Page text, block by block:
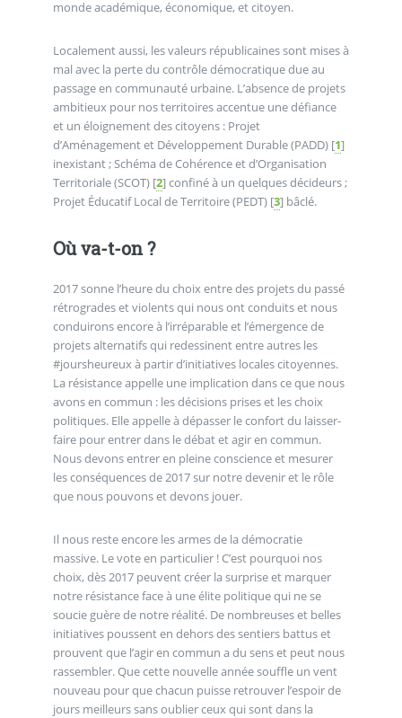
monde académique, économique, et citoyen.
Localement aussi, les valeurs républicaines sont mises à
mal avec la perte du contrôle démocratique due au
passage en communauté urbaine. L’absence de projets
ambitieux pour nos territoires accentue une défiance
et un éloignement des citoyens : Projet
d’Aménagement et Développement Durable (PADD)[1]
inexistant ; Schéma de Cohérence et d’Organisation
Territoriale (SCOT)[2]confiné à un quelques décideurs ;
Projet Éducatif Local de Territoire (PEDT)[3]bâclé.
Où va-t-on ?
2017 sonne l’heure du choix entre des projets du passé
rétrogrades et violents qui nous ont conduits et nous
conduirons encore à l’irréparable et l’émergence de
projets alternatifs qui redessinent entre autres les
#joursheureux à partir d’initiatives locales citoyennes.
La résistance appelle une implication dans ce que nous
avons en commun : les décisions prises et les choix
politiques. Elle appelle à dépasser le confort du laisser-
faire pour entrer dans le débat et agir en commun.
Nous devons entrer en pleine conscience et mesurer
les conséquences de 2017 sur notre devenir et le rôle
que nous pouvons et devons jouer.
Il nous reste encore les armes de la démocratie
massive. Le vote en particulier ! C’est pourquoi nos
choix, dès 2017 peuvent créer la surprise et marquer
notre résistance face à une élite politique qui ne se
soucie guère de notre réalité. De nombreuses et belles
initiatives poussent en dehors des sentiers battus et
prouvent que l’agir en commun a du sens et peut nous
rassembler. Que cette nouvelle année souffle un vent
nouveau pour que chacun puisse retrouver l’espoir de
jours meilleurs sans oublier ceux qui sont dans la